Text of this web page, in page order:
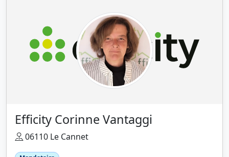
Efficity Corinne Vantaggi
06110 Le Cannet